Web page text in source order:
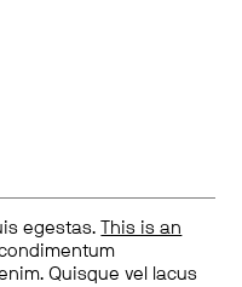
egestas.
This is an
Quisque vel lacus